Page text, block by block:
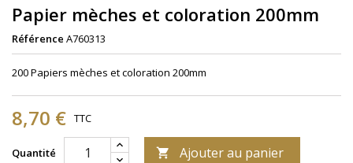
Papier mèches et coloration 200mm
Référence A760313
200 Papiers mèches et coloration 200mm
8,70 € TTC
Quantité  Ajouter au panier